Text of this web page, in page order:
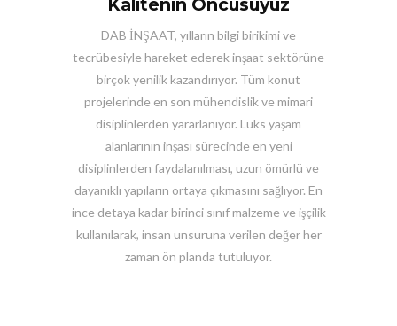
Kalitenin Öncüsüyüz
DAB İNŞAAT, yılların bilgi birikimi ve
tecrübesiyle hareket ederek inşaat sektörüne
birçok yenilik kazandırıyor. Tüm konut
projelerinde en son mühendislik ve mimari
disiplinlerden yararlanıyor. Lüks yaşam
alanlarının inşası sürecinde en yeni
disiplinlerden faydalanılması, uzun ömürlü ve
dayanıklı yapıların ortaya çıkmasını sağlıyor. En
ince detaya kadar birinci sınıf malzeme ve işçilik
kullanılarak, insan unsuruna verilen değer her
zaman ön planda tutuluyor.